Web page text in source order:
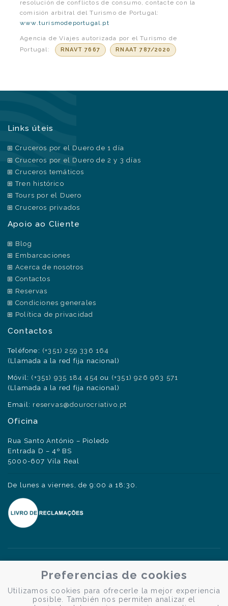
resolución de conflictos de consumo, contacte con la
comisión arbitral del Turismo de Portugal:
www.turismodeportugal.pt
Agencia de Viajes autorizada por el Turismo de
Portugal:
RNAVT 7667 RNAAT 787/2020
Links úteis
Cruceros por el Duero de 1 día
Cruceros por el Duero de 2 y 3 días
Cruceros temáticos
Tren histórico
Tours por el Duero
Cruceros privados
Apoio ao Cliente
Blog
Embarcaciones
Acerca de nosotros
Contactos
Reservas
Condiciones generales
Política de privacidad
Contactos
Teléfone: (+351) 259 336 164
(Llamada a la red fija nacional)
Móvil: (+351) 935 184 454 ou (+351) 926 963 571
(Llamada a la red fija nacional)
Email: reservas@dourocriativo.pt
Oficina
Rua Santo António – Pioledo
Entrada D – 4º BS
5000-607 Vila Real
De lunes a viernes, de 9:00 a 18:30.
Preferencias de cookies
Utilizamos cookies para ofrecerle la mejor experiencia
posible. También nos permiten analizar el